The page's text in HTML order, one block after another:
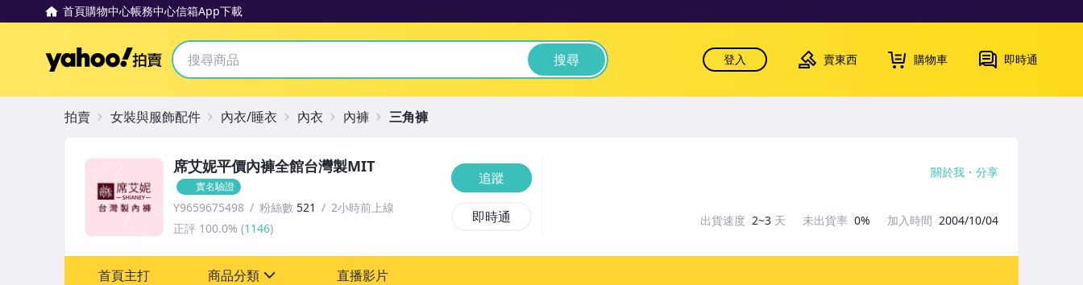
首頁購物中心帳務中心信箱App下載
Yahoo拍賣 搜尋 登入 賣東西 購物車 即時通
席艾妮平價內褲全館台灣製MIT
實名驗證
Y9659675498 粉絲數 521
2小時前上線
正評 100.0% (1146)
追蹤
即時通
關於我 分享
出貨速度 2~3 天 未出貨率 0% 加入時間 2004/10/04
首頁主打 商品分類 直播影片
拍賣 女裝與服飾配件 內衣/睡衣 內衣 內褲 三角褲